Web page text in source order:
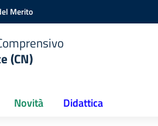
Merito
(CN)
Novità Didattica